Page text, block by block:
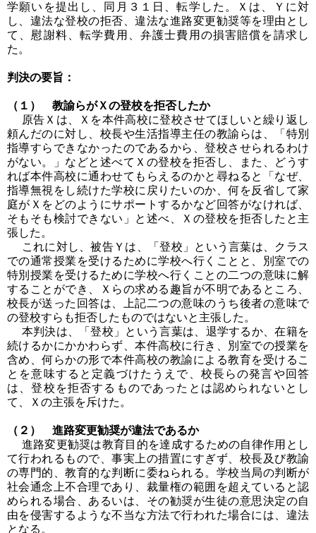
学願いを提出し、同月３１日、転学した。Ｘは、Ｙに対
し、違法な登校の拒否、違法な進路変更勧奨等を理由とし
て、慰謝料、転学費用、弁護士費用の損害賠償を請求し
た。
判決の要旨：
（１） 教諭らがＸの登校を拒否したか
原告Ｘは、Ｘを本件高校に登校させてほしいと繰り返し
頼んだのに対し、校長や生活指導主任の教諭らは、「特別
指導すらできなかったのであるから、登校させられるわけ
がない。」などと述べてＸの登校を拒否し、また、どうす
れば本件高校に通わせてもらえるのかと尋ねると「なぜ、
指導無視をし続けた学校に戻りたいのか、何を反省して家
庭がＸをどのようにサポートするかなど回答がなければ、
そもそも検討できない」と述べ、Ｘの登校を拒否したと主
張した。
これに対し、被告Ｙは、「登校」という言葉は、クラス
での通常授業を受けるために学校へ行くことと、別室での
特別授業を受けるために学校へ行くことの二つの意味に解
することができ、Ｘらの求める趣旨が不明であるところ、
校長が送った回答は、上記二つの意味のうち後者の意味で
の登校すらも拒否したものではないと主張した。
本判決は、「登校」という言葉は、退学するか、在籍を
続けるかにかかわらず、本件高校に行き、別室での授業を
含め、何らかの形で本件高校の教諭による教育を受けるこ
とを意味すると定義づけたうえで、校長らの発言や回答
は、登校を拒否するものであったとは認められないとし
て、Ｘの主張を斥けた。
（２） 進路変更勧奨が違法であるか
進路変更勧奨は教育目的を達成するための自律作用とし
て行われるもので、事実上の措置にすぎず、校長及び教諭
の専門的、教育的な判断に委ねられる。学校当局の判断が
社会通念上不合理であり、裁量権の範囲を超えていると認
められる場合、あるいは、その勧奨が生徒の意思決定の自
由を侵害するような不当な方法で行われた場合には、違法
となる。